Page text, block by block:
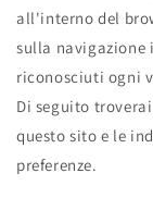
all'interno del
sulla navigazione
riconosciuti ogni
Di seguito
questo sito e le
preferenze.